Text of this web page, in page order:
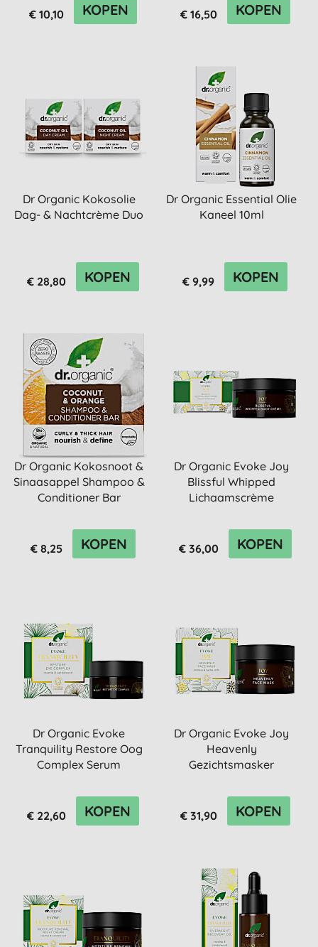
€ 10,10 KOPEN € 16,50 KOPEN
Dr Organic Kokosolie
Dag- & Nachtcrème Duo
€ 28,80 KOPEN
Dr Organic Essential Olie
Kaneel 10ml
€ 9,99 KOPEN
Dr Organic Kokosnoot &
Sinaasappel Shampoo &
Conditioner Bar
€ 8,25 KOPEN
Dr Organic Evoke Joy
Blissful Whipped
Lichaamscrème
€ 36,00 KOPEN
Dr Organic Evoke
Tranquility Restore Oog
Complex Serum
€ 22,60 KOPEN
Dr Organic Evoke Joy
Heavenly
Gezichtsmasker
€ 31,90 KOPEN